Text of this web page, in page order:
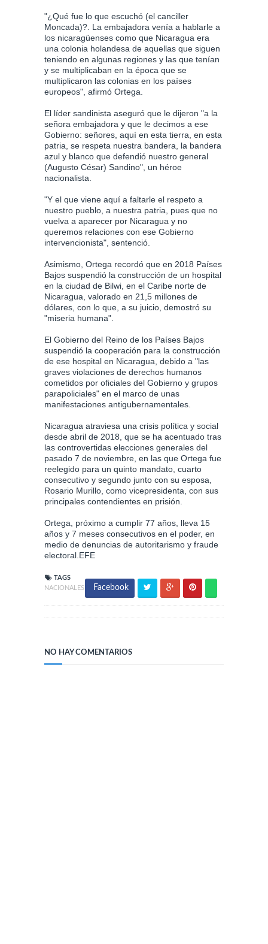
"¿Qué fue lo que escuchó (el canciller
Moncada)?. La embajadora venía a hablarle a
los nicaragüenses como que Nicaragua era
una colonia holandesa de aquellas que siguen
teniendo en algunas regiones y las que tenían
y se multiplicaban en la época que se
multiplicaron las colonias en los países
europeos", afirmó Ortega.
El líder sandinista aseguró que le dijeron "a la
señora embajadora y que le decimos a ese
Gobierno: señores, aquí en esta tierra, en esta
patria, se respeta nuestra bandera, la bandera
azul y blanco que defendió nuestro general
(Augusto César) Sandino", un héroe
nacionalista.
"Y el que viene aquí a faltarle el respeto a
nuestro pueblo, a nuestra patria, pues que no
vuelva a aparecer por Nicaragua y no
queremos relaciones con ese Gobierno
intervencionista", sentenció.
Asimismo, Ortega recordó que en 2018 Países
Bajos suspendió la construcción de un hospital
en la ciudad de Bilwi, en el Caribe norte de
Nicaragua, valorado en 21,5 millones de
dólares, con lo que, a su juicio, demostró su
"miseria humana".
El Gobierno del Reino de los Países Bajos
suspendió la cooperación para la construcción
de ese hospital en Nicaragua, debido a "las
graves violaciones de derechos humanos
cometidos por oficiales del Gobierno y grupos
parapoliciales" en el marco de unas
manifestaciones antigubernamentales.
Nicaragua atraviesa una crisis política y social
desde abril de 2018, que se ha acentuado tras
las controvertidas elecciones generales del
pasado 7 de noviembre, en las que Ortega fue
reelegido para un quinto mandato, cuarto
consecutivo y segundo junto con su esposa,
Rosario Murillo, como vicepresidenta, con sus
principales contendientes en prisión.
Ortega, próximo a cumplir 77 años, lleva 15
años y 7 meses consecutivos en el poder, en
medio de denuncias de autoritarismo y fraude
electoral.EFE
TAGS
NACIONALES
Facebook
NO HAY COMENTARIOS